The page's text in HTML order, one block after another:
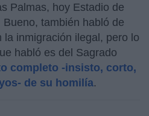
Palmas, hoy Estadio de
también habló de
inmigración ilegal, pero lo
habló es del Sagrado
completo -insisto, corto,
de su homilía.